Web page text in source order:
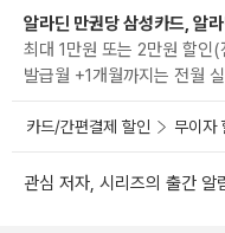
알라딘 만권당 삼성카드, 알
최대 1만원 또는 2만원 할
발급월 +1개월까지는 전월
카드/간편결제 할인 무이자
관심 저자, 시리즈의 출간 알